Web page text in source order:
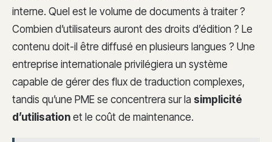
interne. Quel est le volume de documents à traiter ?
Combien d’utilisateurs auront des droits d’édition ? Le
contenu doit-il être diffusé en plusieurs langues ? Une
entreprise internationale privilégiera un système
capable de gérer des flux de traduction complexes,
tandis qu’une PME se concentrera sur la simplicité
d’utilisation et le coût de maintenance.